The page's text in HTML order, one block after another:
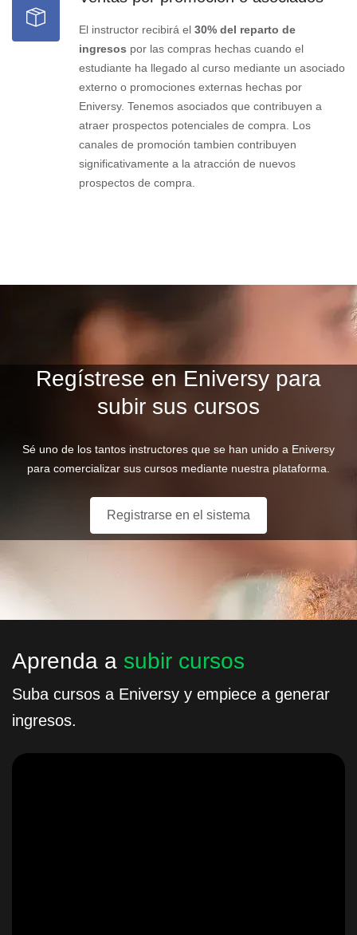
El instructor recibirá el 30% del reparto de
ingresos por las compras hechas cuando el
estudiante ha llegado al curso mediante un asociado
externo o promociones externas hechas por
Eniversy. Tenemos asociados que contribuyen a
atraer prospectos potenciales de compra. Los
canales de promoción tambien contribuyen
significativamente a la atracción de nuevos
prospectos de compra.
Regístrese en Eniversy para
subir sus cursos
Sé uno de los tantos instructores que se han unido a Eniversy
para comercializar sus cursos mediante nuestra plataforma.
Registrarse en el sistema
Aprenda a subir cursos
Suba cursos a Eniversy y empiece a generar
ingresos.